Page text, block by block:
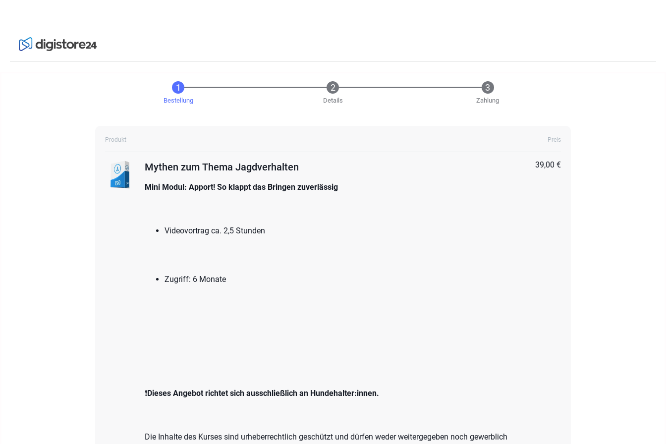
Bestellung Details Zahlung
Produkt Preis
Mythen zum Thema Jagdverhalten
Mini Modul: Apport! So klappt das Bringen zuverlässig
Videovortrag ca. 2,5 Stunden
Zugriff: 6 Monate
❗Dieses Angebot richtet sich ausschließlich an Hundehalter:innen.
Die Inhalte des Kurses sind urheberrechtlich geschützt und dürfen weder weitergegeben noch gewerblich
39,00 €